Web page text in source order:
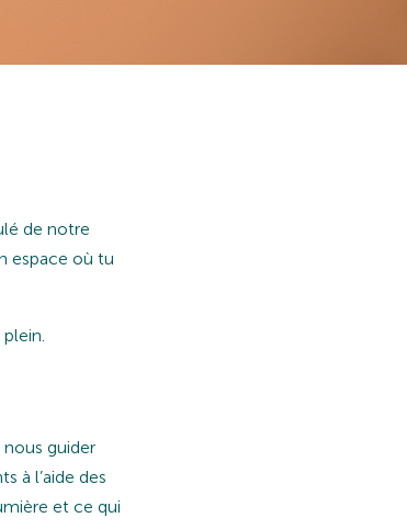
de notre
espace où tu
guider
à l’aide des
et ce qui